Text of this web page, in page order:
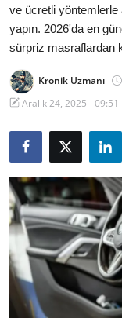
İletişim
Trafik & Cezalar
Sigorta & Kasko
Muayene & Ruhsat
Sorgulamalar
İkinci El & Alım-
Bakım & Arıza
Elektrikli & Hibrit
ve ücretli yöntemlerle
yapın. 2026'da en
sürpriz masraflardan
Kronik Uzmanı
Aralık 24, 2025 - 09:51